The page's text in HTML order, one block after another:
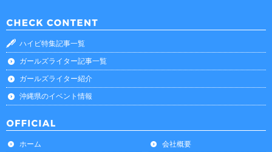
ハイビ特集記事一覧
ガールズライター記事一覧
ガールズライター紹介
沖縄県のイベント情報
ホーム
会社概要